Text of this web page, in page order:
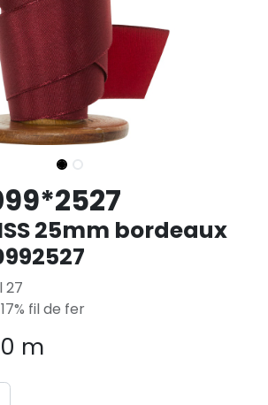
25mm bordeaux
27
fil de fer
m